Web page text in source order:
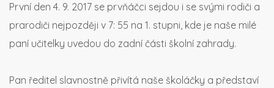
První den 4. 9. 2017 se prvňáčci sejdou i se svými rodiči a
prarodiči nejpozději v 7: 55 na 1. stupni, kde je naše milé
paní učitelky uvedou do zadní části školní zahrady.
Pan ředitel slavnostně přivítá naše školáčky a představí